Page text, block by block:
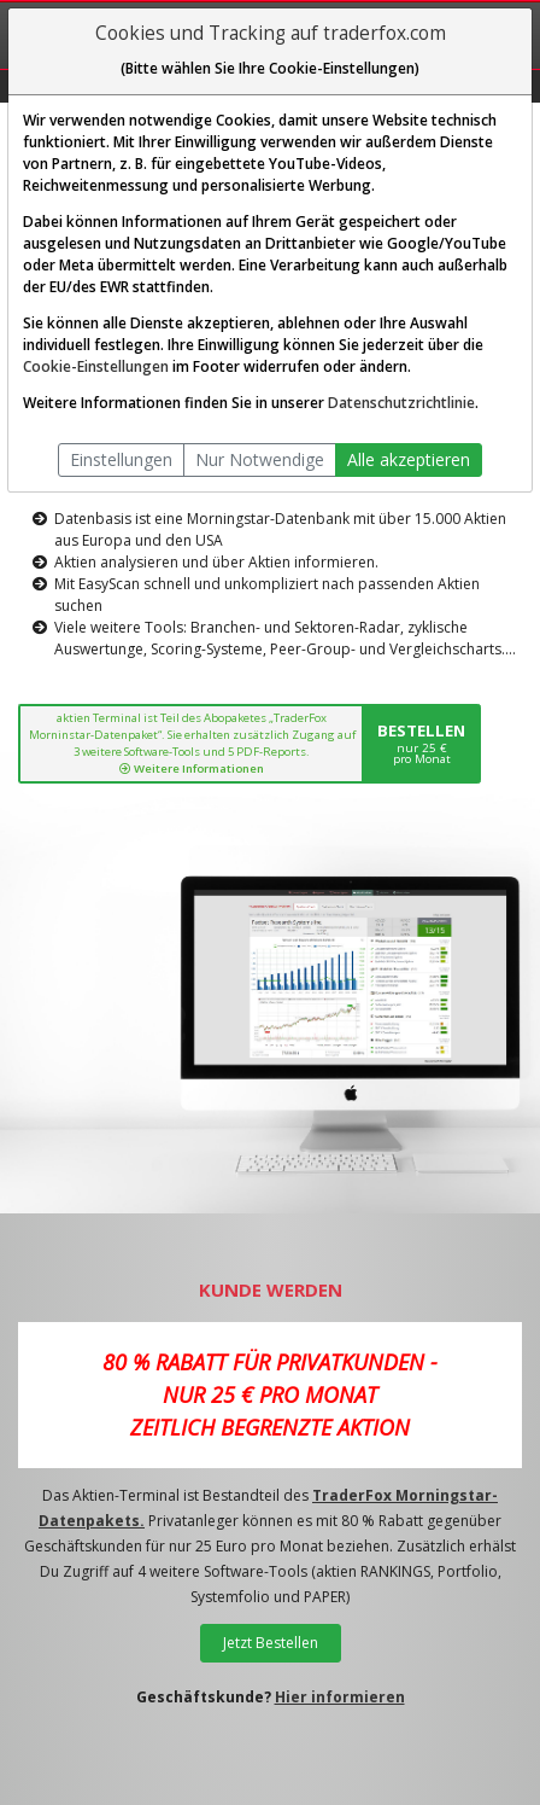
REGIS-
TRIEREN
Diese Funktion ist nur für
AKTIEN-TERMINAL
Die Aktienanalyse-Plattform von
TraderFox
Datenbasis ist eine Morningstar-Datenbank mit über 15.000 Aktien
aus Europa und den USA
Aktien analysieren und über Aktien informieren.
Mit EasyScan schnell und unkompliziert nach passenden Aktien
suchen
Viele weitere Tools: Branchen- und Sektoren-Radar, zyklische
Auswertunge, Scoring-Systeme, Peer-Group- und Vergleichscharts....
aktien Terminal ist Teil des Abopaketes „TraderFox
Morninstar-Datenpaket“. Sie erhalten zusätzlich Zugang auf
3 weitere Software-Tools und 5 PDF-Reports.
Weitere Informationen
BESTELLEN
nur 25 €
pro Monat
KUNDE WERDEN
80 % RABATT FÜR PRIVATKUNDEN -
NUR 25 € PRO MONAT
ZEITLICH BEGRENZTE AKTION
Das Aktien-Terminal ist Bestandteil des TraderFox Morningstar-
Datenpakets. Privatanleger können es mit 80 % Rabatt gegenüber
Geschäftskunden für nur 25 Euro pro Monat beziehen. Zusätzlich erhälst
Du Zugriff auf 4 weitere Software-Tools (aktien RANKINGS, Portfolio,
Systemfolio und PAPER)
Jetzt Bestellen
Geschäftskunde? Hier informieren
Cookies und Tracking auf traderfox.com
(Bitte wählen Sie Ihre Cookie-Einstellungen)
Wir verwenden notwendige Cookies, damit unsere Website technisch
funktioniert. Mit Ihrer Einwilligung verwenden wir außerdem Dienste
von Partnern, z. B. für eingebettete YouTube-Videos,
Reichweitenmessung und personalisierte Werbung.
Dabei können Informationen auf Ihrem Gerät gespeichert oder
ausgelesen und Nutzungsdaten an Drittanbieter wie Google/YouTube
oder Meta übermittelt werden. Eine Verarbeitung kann auch außerhalb
der EU/des EWR stattfinden.
Sie können alle Dienste akzeptieren, ablehnen oder Ihre Auswahl
individuell festlegen. Ihre Einwilligung können Sie jederzeit über die
Cookie-Einstellungen im Footer widerrufen oder ändern.
Weitere Informationen finden Sie in unsererDatenschutzrichtlinie.
Einstellungen Nur Notwendige Alle akzeptieren